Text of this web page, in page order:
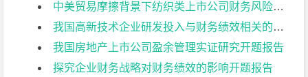
中美贸易摩擦背景下纺织类上市公司财务风险控制研究:以华孚时尚为例开题报告
我国高新技术企业研发投入与财务绩效相关的影响因素分析——基于创业板上市公司的数据开题报告
我国房地产上市公司盈余管理实证研究开题报告
探究企业财务战略对财务绩效的影响开题报告